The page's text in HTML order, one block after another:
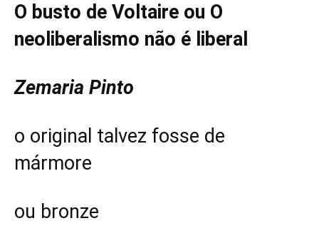
O busto de Voltaire ou O
neoliberalismo não é liberal
Zemaria Pinto
o original talvez fosse de
mármore
ou bronze